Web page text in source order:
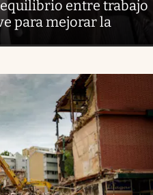
entre trabajo
para mejorar la